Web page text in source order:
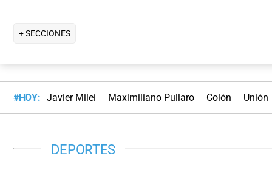
+ SECCIONES
#HOY: Javier Milei Maximiliano Pullaro Colón Unión
DEPORTES